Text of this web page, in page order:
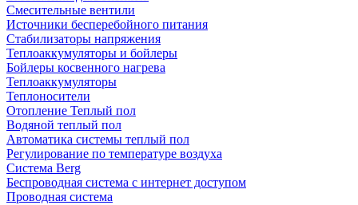
Смесительные вентили
Источники бесперебойного питания
Стабилизаторы напряжения
Теплоаккумуляторы и бойлеры
Бойлеры косвенного нагрева
Теплоаккумуляторы
Теплоносители
Отопление Теплый пол
Водяной теплый пол
Автоматика системы теплый пол
Регулирование по температуре воздуха
Система Berg
Беспроводная система с интернет доступом
Проводная система